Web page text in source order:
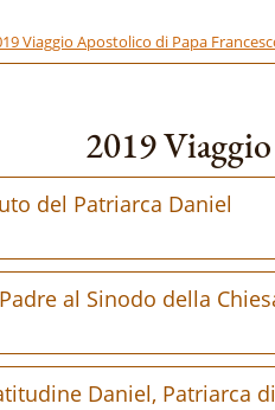
Viaggio Apostolico di Papa
2019
del Patriarca Daniel
al Sinodo della
Daniel, Patriarca